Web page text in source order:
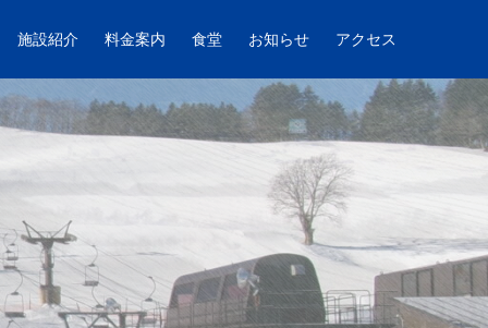
施設紹介 料金案内 食堂 お知らせ アクセス